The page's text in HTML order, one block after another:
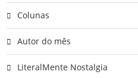
Colunas
Autor do mês
LiteralMente Nostalgia